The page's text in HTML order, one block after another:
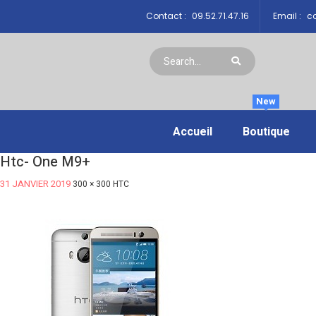
Contact : 09.52.71.47.16 Email :
Accueil Boutique
New
Htc- One M9+
31 JANVIER 2019 300 × 300 HTC